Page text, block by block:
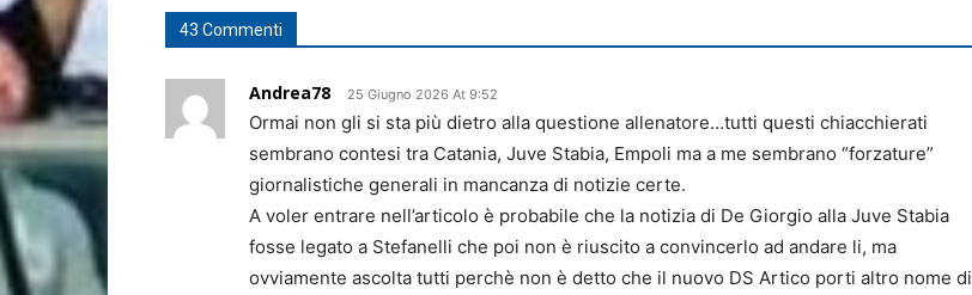
43 Commenti
Andrea78 25 Giugno 2026 At 9:52
Ormai non gli si sta più dietro alla questione allenatore…tutti questi chiacchierati
sembrano contesi tra Catania, Juve Stabia, Empoli ma a me sembrano “forzature”
giornalistiche generali in mancanza di notizie certe.
A voler entrare nell’articolo è probabile che la notizia di De Giorgio alla Juve Stabia
fosse legato a Stefanelli che poi non è riuscito a convincerlo ad andare li, ma
ovviamente ascolta tutti perchè non è detto che il nuovo DS Artico porti altro nome di